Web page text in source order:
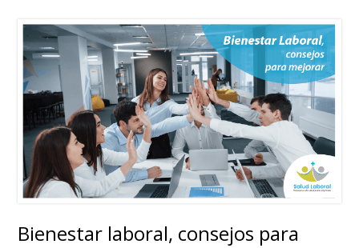
Bienestar laboral, consejos para